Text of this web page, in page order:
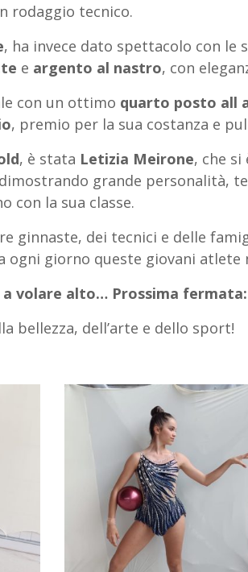
rodaggio tecnico.
, ha invece dato spettacolo con le
e argento al nastro, con
con un ottimo quarto posto all
, premio per la sua costanza e
, è stata Letizia Meirone, che si
grande personalità,
con la sua classe.
ginnaste, dei tecnici e delle
ogni giorno queste giovani
volare alto… Prossima
bellezza, dell’arte e dello sport!